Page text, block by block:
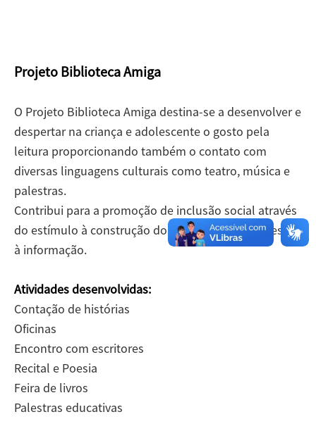
Projeto Biblioteca Amiga
O Projeto Biblioteca Amiga destina-se a desenvolver e
despertar na criança e adolescente o gosto pela
leitura proporcionando também o contato com
diversas linguagens culturais como teatro, música e
palestras.
Contribui para a promoção de inclusão social através
do estímulo à construção do conhecimento e acesso
à informação.
Atividades desenvolvidas:
Contação de histórias
Oficinas
Encontro com escritores
Recital e Poesia
Feira de livros
Palestras educativas